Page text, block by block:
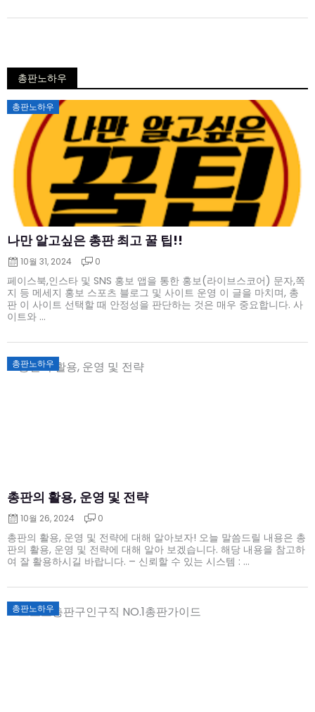
총판노하우
총판노하우
나만 알고싶은 총판 최고 꿀 팁!!
Posted
on
10월 31, 2024 0
페이스북,인스타 및 SNS 홍보 앱을 통한 홍보(라이브스코어) 문자,쪽
지 등 메세지 홍보 스포츠 블로그 및 사이트 운영 이 글을 마치며, 총
판 이 사이트 선택할 때 안정성을 판단하는 것은 매우 중요합니다. 사
이트와 ...
총판노하우
총판의 활용, 운영 및 전략
Posted
on
10월 26, 2024 0
총판의 활용, 운영 및 전략에 대해 알아보자! 오늘 말씀드릴 내용은 총
판의 활용, 운영 및 전략에 대해 알아 보겠습니다. 해당 내용을 참고하
여 잘 활용하시길 바랍니다. – 신뢰할 수 있는 시스템 : ...
총판노하우
Posted
on